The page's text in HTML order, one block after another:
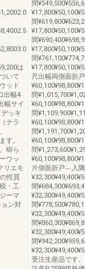
は
いて
ッド
出幅4
幅サイ
ッキ
テラ
す。
樹ら
ウッ
リエモ
性質
・工
ーマ
ン対
間
間
間
間
尺出幅両側面折
間
間
間
間
片側面折戸︵入
間
間
間
間
受注生産品です